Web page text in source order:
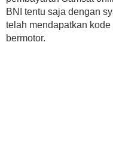
BNI tentu saja dengan
telah mendapatkan
bermotor.